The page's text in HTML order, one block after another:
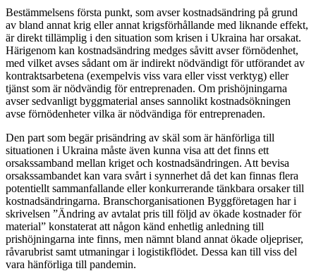
Bestämmelsens första punkt, som avser kostnadsändring på grund
av bland annat krig eller annat krigsförhållande med liknande effekt,
är direkt tillämplig i den situation som krisen i Ukraina har orsakat.
Härigenom kan kostnadsändring medges såvitt avser förnödenhet,
med vilket avses sådant om är indirekt nödvändigt för utförandet av
kontraktsarbetena (exempelvis viss vara eller visst verktyg) eller
tjänst som är nödvändig för entreprenaden. Om prishöjningarna
avser sedvanligt byggmaterial anses sannolikt kostnadsökningen
avse förnödenheter vilka är nödvändiga för entreprenaden.
Den part som begär prisändring av skäl som är hänförliga till
situationen i Ukraina måste även kunna visa att det finns ett
orsakssamband mellan kriget och kostnadsändringen. Att bevisa
orsakssambandet kan vara svårt i synnerhet då det kan finnas flera
potentiellt sammanfallande eller konkurrerande tänkbara orsaker till
kostnadsändringarna. Branschorganisationen Byggföretagen har i
skrivelsen ”Ändring av avtalat pris till följd av ökade kostnader för
material” konstaterat att någon känd enhetlig anledning till
prishöjningarna inte finns, men nämnt bland annat ökade oljepriser,
råvarubrist samt utmaningar i logistikflödet. Dessa kan till viss del
vara hänförliga till pandemin.